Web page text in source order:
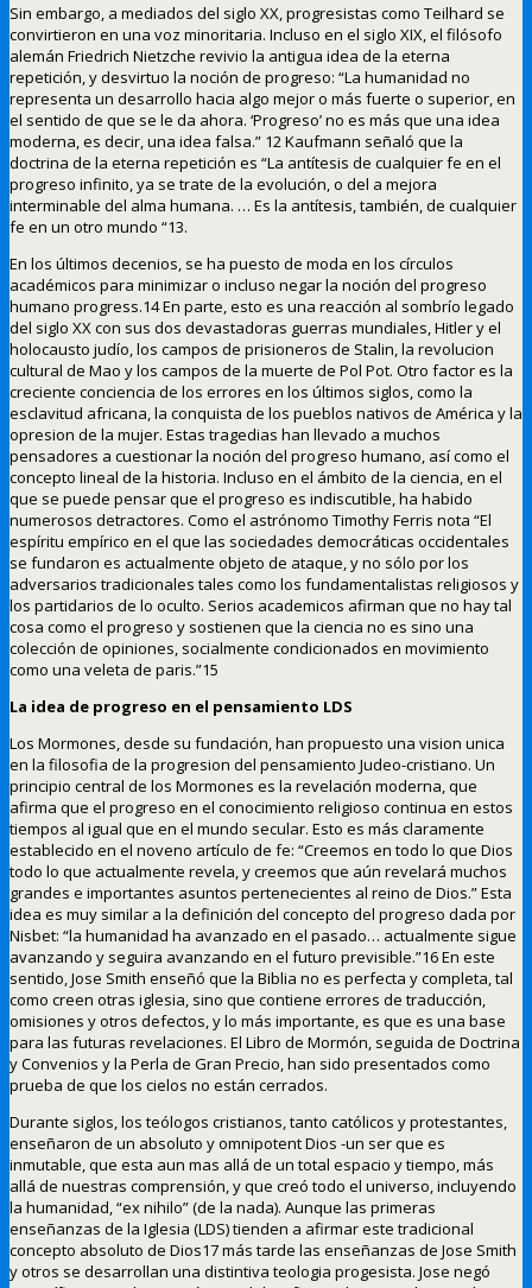
Sin embargo, a mediados del siglo XX, progresistas como Teilhard se
convirtieron en una voz minoritaria. Incluso en el siglo XIX, el filósofo
alemán Friedrich Nietzche revivio la antigua idea de la eterna
repetición, y desvirtuo la noción de progreso: “La humanidad no
representa un desarrollo hacia algo mejor o más fuerte o superior, en
el sentido de que se le da ahora. ‘Progreso’ no es más que una idea
moderna, es decir, una idea falsa.” 12 Kaufmann señaló que la
doctrina de la eterna repetición es “La antítesis de cualquier fe en el
progreso infinito, ya se trate de la evolución, o del a mejora
interminable del alma humana. … Es la antítesis, también, de cualquier
fe en un otro mundo “13.
En los últimos decenios, se ha puesto de moda en los círculos
académicos para minimizar o incluso negar la noción del progreso
humano progress.14 En parte, esto es una reacción al sombrío legado
del siglo XX con sus dos devastadoras guerras mundiales, Hitler y el
holocausto judío, los campos de prisioneros de Stalin, la revolucion
cultural de Mao y los campos de la muerte de Pol Pot. Otro factor es la
creciente conciencia de los errores en los últimos siglos, como la
esclavitud africana, la conquista de los pueblos nativos de América y la
opresion de la mujer. Estas tragedias han llevado a muchos
pensadores a cuestionar la noción del progreso humano, así como el
concepto lineal de la historia. Incluso en el ámbito de la ciencia, en el
que se puede pensar que el progreso es indiscutible, ha habido
numerosos detractores. Como el astrónomo Timothy Ferris nota “El
espíritu empírico en el que las sociedades democráticas occidentales
se fundaron es actualmente objeto de ataque, y no sólo por los
adversarios tradicionales tales como los fundamentalistas religiosos y
los partidarios de lo oculto. Serios academicos afirman que no hay tal
cosa como el progreso y sostienen que la ciencia no es sino una
colección de opiniones, socialmente condicionados en movimiento
como una veleta de paris.”15
La idea de progreso en el pensamiento LDS
Los Mormones, desde su fundación, han propuesto una vision unica
en la filosofia de la progresion del pensamiento Judeo-cristiano. Un
principio central de los Mormones es la revelación moderna, que
afirma que el progreso en el conocimiento religioso continua en estos
tiempos al igual que en el mundo secular. Esto es más claramente
establecido en el noveno artículo de fe: “Creemos en todo lo que Dios
todo lo que actualmente revela, y creemos que aún revelará muchos
grandes e importantes asuntos pertenecientes al reino de Dios.” Esta
idea es muy similar a la definición del concepto del progreso dada por
Nisbet: “la humanidad ha avanzado en el pasado… actualmente sigue
avanzando y seguira avanzando en el futuro previsible.”16 En este
sentido, Jose Smith enseñó que la Biblia no es perfecta y completa, tal
como creen otras iglesia, sino que contiene errores de traducción,
omisiones y otros defectos, y lo más importante, es que es una base
para las futuras revelaciones. El Libro de Mormón, seguida de Doctrina
y Convenios y la Perla de Gran Precio, han sido presentados como
prueba de que los cielos no están cerrados.
Durante siglos, los teólogos cristianos, tanto católicos y protestantes,
enseñaron de un absoluto y omnipotent Dios -un ser que es
inmutable, que esta aun mas allá de un total espacio y tiempo, más
allá de nuestras comprensión, y que creó todo el universo, incluyendo
la humanidad, “ex nihilo” (de la nada). Aunque las primeras
enseñanzas de la Iglesia (LDS) tienden a afirmar este tradicional
concepto absoluto de Dios17 más tarde las enseñanzas de Jose Smith
y otros se desarrollan una distintiva teologia progesista. Jose negó